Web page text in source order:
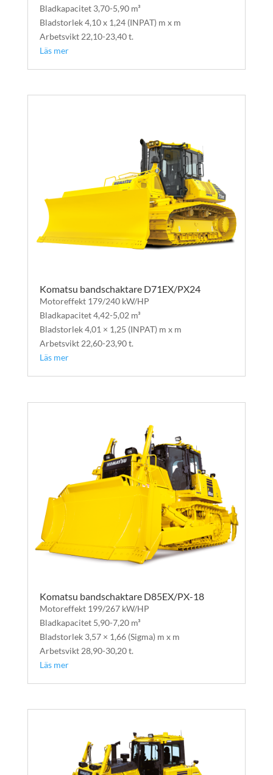
Bladkapacitet 3,70-5,90 m³
Bladstorlek 4,10 x 1,24 (INPAT) m x m
Arbetsvikt 22,10-23,40 t.
Läs mer
Komatsu bandschaktare D71EX/PX24
Motoreffekt 179/240 kW/HP
Bladkapacitet 4,42-5,02 m³
Bladstorlek 4,01 × 1,25 (INPAT) m x m
Arbetsvikt 22,60-23,90 t.
Läs mer
Komatsu bandschaktare D85EX/PX-18
Motoreffekt 199/267 kW/HP
Bladkapacitet 5,90-7,20 m³
Bladstorlek 3,57 × 1,66 (Sigma) m x m
Arbetsvikt 28,90-30,20 t.
Läs mer